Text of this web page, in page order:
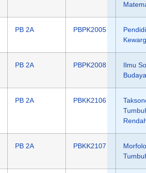
PB 2A PBPK2005
PB 2A PBPK2008
Ilmu
PB 2A PBKK2106
PB 2A PBKK2107